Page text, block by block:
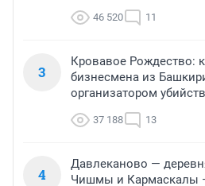
46 520 11
3
Кровавое Рождество:
бизнесмена из
организатором
37 188 13
4
Давлеканово —
Чишмы и Кармаскалы